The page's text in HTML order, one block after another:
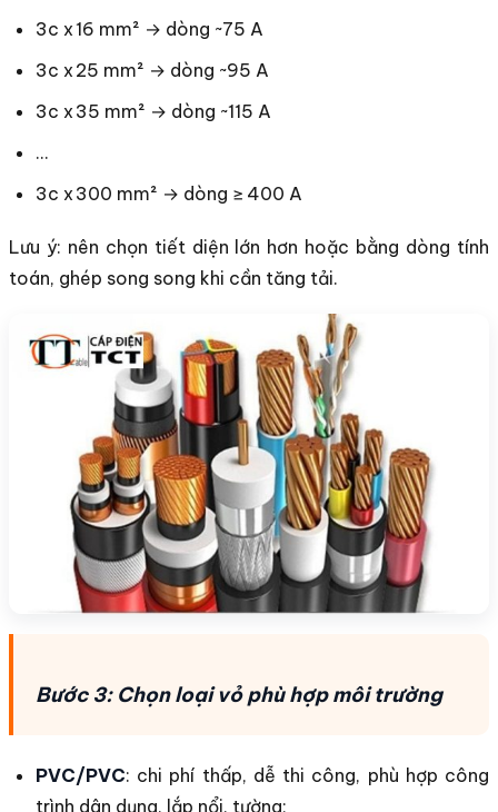
3c x 16 mm² → dòng ~75 A
3c x 25 mm² → dòng ~95 A
3c x 35 mm² → dòng ~115 A
…
3c x 300 mm² → dòng ≥ 400 A
Lưu ý: nên chọn tiết diện lớn hơn hoặc bằng dòng tính
toán, ghép song song khi cần tăng tải.
Bước 3: Chọn loại vỏ phù hợp môi trường
PVC/PVC: chi phí thấp, dễ thi công, phù hợp công
trình dân dụng, lắp nổi, tường;